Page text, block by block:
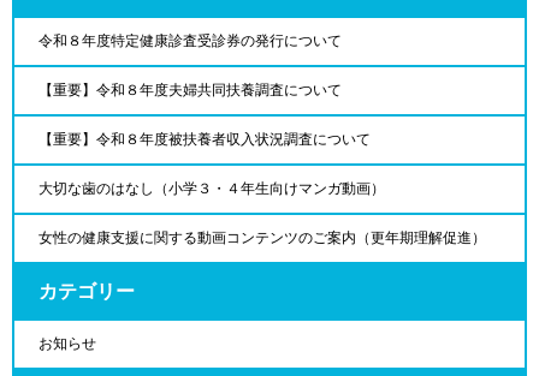
令和８年度特定健康診査受診券の発行について
【重要】令和８年度夫婦共同扶養調査について
【重要】令和８年度被扶養者収入状況調査について
大切な歯のはなし（小学３・４年生向けマンガ動画）
女性の健康支援に関する動画コンテンツのご案内（更年期理解促進）
カテゴリー
お知らせ